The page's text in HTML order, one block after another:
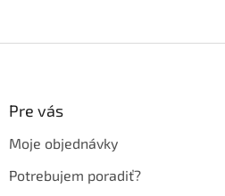
Pre vás
Moje objednávky
Potrebujem poradiť?